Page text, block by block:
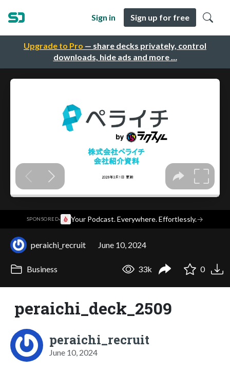
Upgrade to Pro — share decks privately, control
downloads, hide ads and more …
Sign in Sign up for free
SPONSORED· Your Podcast. Everywhere. Effortlessly.→
peraichi_recruit June 10, 2024
Business 33k 0
peraichi_deck_2509
peraichi_recruit
June 10, 2024